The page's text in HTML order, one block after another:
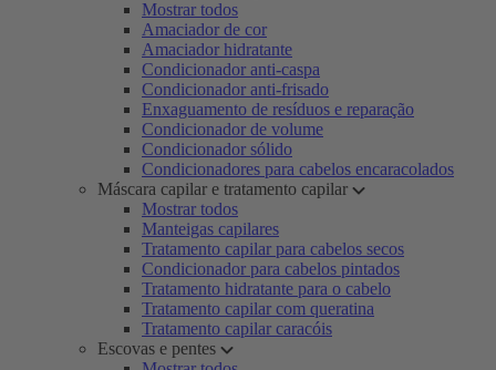
Mostrar todos
Amaciador de cor
Amaciador hidratante
Condicionador anti-caspa
Condicionador anti-frisado
Enxaguamento de resíduos e reparação
Condicionador de volume
Condicionador sólido
Condicionadores para cabelos encaracolados
Máscara capilar e tratamento capilar
Mostrar todos
Manteigas capilares
Tratamento capilar para cabelos secos
Condicionador para cabelos pintados
Tratamento hidratante para o cabelo
Tratamento capilar com queratina
Tratamento capilar caracóis
Escovas e pentes